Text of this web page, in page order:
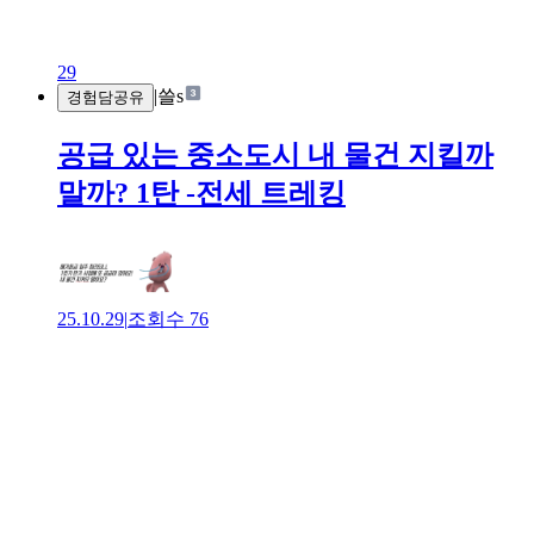
29
경험담공유 |쓸s
공급 있는 중소도시 내 물건 지킬까
말까? 1탄 -전세 트레킹
25.10.29|조회수 76